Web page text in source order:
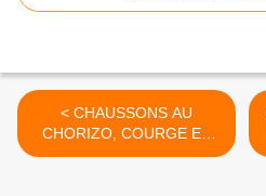
< CHAUSSONS AU
CHORIZO, COURGE ET
OIGNONS CARAM2LISES